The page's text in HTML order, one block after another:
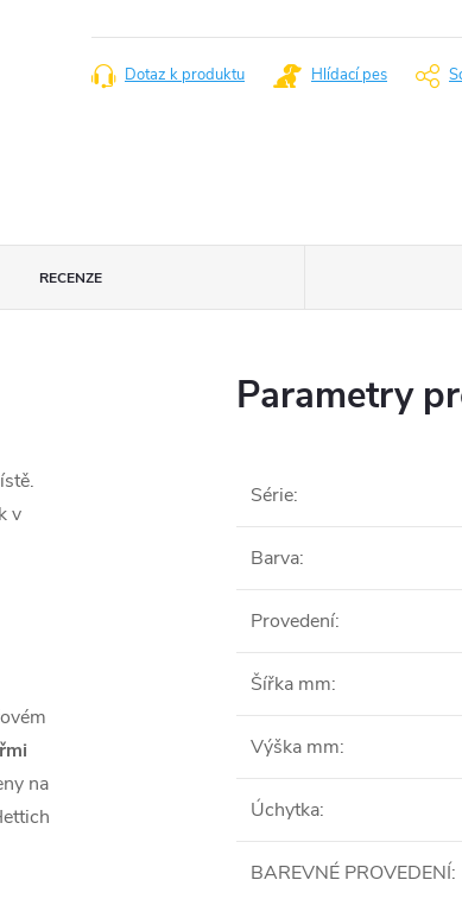
cena:
Dotaz k produktu Hlídací pes
RECENZE
v
na
Parametry
Série:
Barva:
Provedení:
Šířka mm:
Výška mm:
Úchytka:
BAREVNÉ PROVEDENÍ: